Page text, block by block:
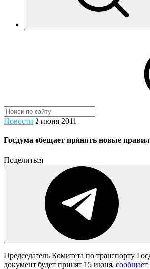
Новости 2 июня 2011
Госдума обещает принять новые
Поделиться
Председатель Комитета по транспорту
документ будет принят 15 июня, сообщает